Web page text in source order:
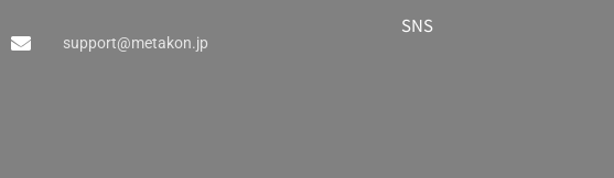
support@metakon.jp
SNS